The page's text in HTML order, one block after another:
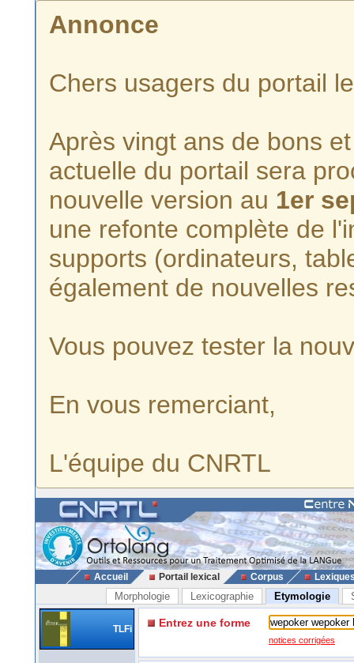
Annonce
Chers usagers du portail
Après vingt ans de bons
actuelle du portail sera
nouvelle version au 1er
une refonte complète de
supports (ordinateurs,
également de nouvelles
Vous pouvez tester la
En vous remerciant,
L'équipe du CNRTL
Accueil Portail lexical Corpus
Morphologie Lexicographie Etymologie
TLFi Entrez une forme
notices corrigées